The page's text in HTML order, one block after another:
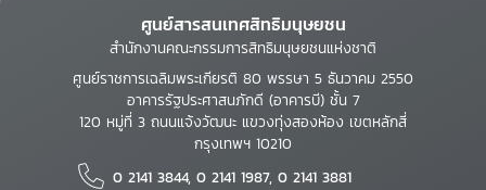
ศูนย์สารสนเทศสิทธิมนุษยชน
สำนักงานคณะกรรมการสิทธิมนุษยชนแห่งชาติ
ศูนย์ราชการเฉลิมพระเกียรติ 80 พรรษา 5 ธันวาคม 2550
อาคารรัฐประศาสนภักดี (อาคารบี) ชั้น 7
120 หมู่ที่ 3 ถนนแจ้งวัฒนะ แขวงทุ่งสองห้อง เขตหลักสี่
กรุงเทพฯ 10210
0 2141 3844, 0 2141 1987, 0 2141 3881